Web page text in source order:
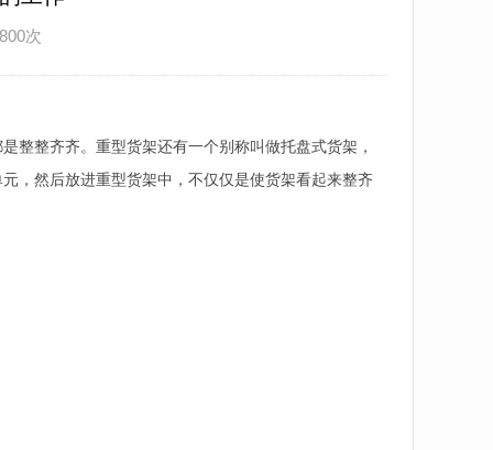
次
整整齐齐。重型货架还有一个别称叫做托盘式货架，
，然后放进重型货架中，不仅仅是使货架看起来整齐